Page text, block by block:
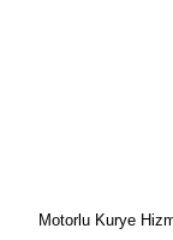
Motorlu Kurye